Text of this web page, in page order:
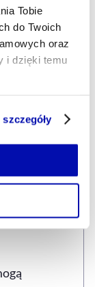
Tobie
do Twoich
oraz
i dzięki temu
plików cookie,
np. we
opcji
szczegóły
– mają
zasad,